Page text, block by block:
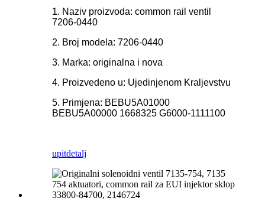
1. Naziv proizvoda: common rail ventil
7206-0440
2. Broj modela: 7206-0440
3. Marka: originalna i nova
4. Proizvedeno u: Ujedinjenom Kraljevstvu
5. Primjena: BEBU5A01000
BEBU5A00000 1668325 G6000-1111100
upitdetalj